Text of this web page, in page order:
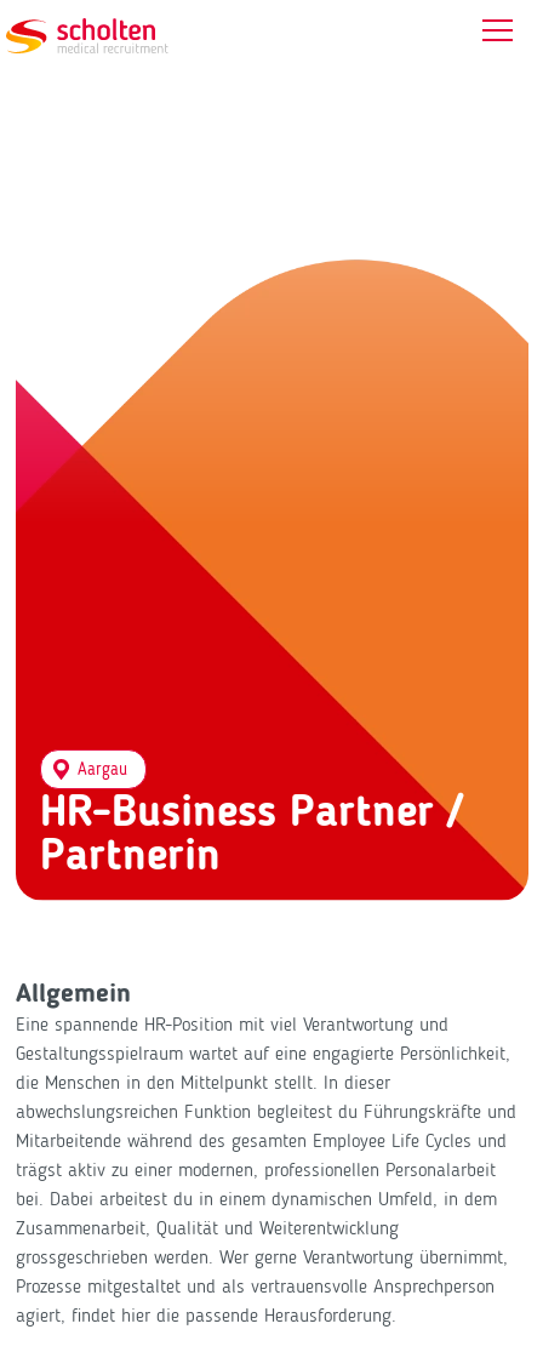
HR-Business Partner /
Partnerin
Aargau
Allgemein
Eine spannende HR-Position mit viel Verantwortung und
Gestaltungsspielraum wartet auf eine engagierte Persönlichkeit,
die Menschen in den Mittelpunkt stellt. In dieser
abwechslungsreichen Funktion begleitest du Führungskräfte und
Mitarbeitende während des gesamten Employee Life Cycles und
trägst aktiv zu einer modernen, professionellen Personalarbeit
bei. Dabei arbeitest du in einem dynamischen Umfeld, in dem
Zusammenarbeit, Qualität und Weiterentwicklung
grossgeschrieben werden. Wer gerne Verantwortung übernimmt,
Prozesse mitgestaltet und als vertrauensvolle Ansprechperson
agiert, findet hier die passende Herausforderung.